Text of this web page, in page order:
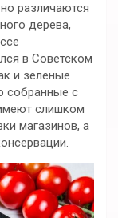
различаются
дерева,
в Советском
и зеленые
собранные с
слишком
магазинов, а